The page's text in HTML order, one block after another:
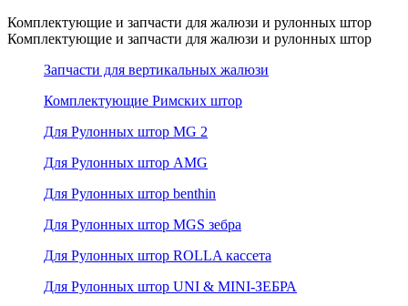
Комплектующие и запчасти для жалюзи и рулонных штор
Комплектующие и запчасти для жалюзи и рулонных штор
Запчасти для вертикальных жалюзи
Комплектующие Римских штор
Для Рулонных штор MG 2
Для Рулонных штор AMG
Для Рулонных штор benthin
Для Рулонных штор MGS зебра
Для Рулонных штор ROLLA кассета
Для Рулонных штор UNI & MINI-ЗЕБРА